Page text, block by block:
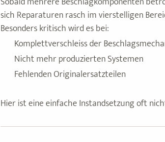
sich Reparaturen rasch im vierstelligen
Besonders kritisch wird es bei:
Komplettverschleiss der
Nicht mehr produzierten Systemen
Fehlenden Originalersatzteilen
Hier ist eine einfache Instandsetzung oft